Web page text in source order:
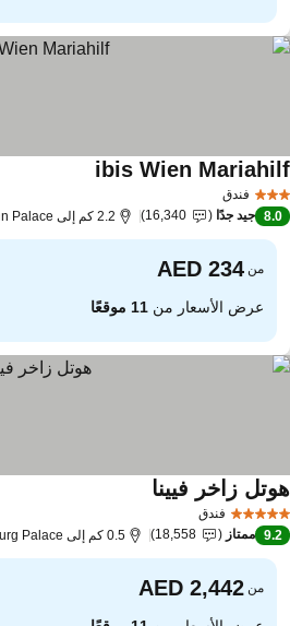
فندق
ibis Wienمشاهدة الأسعار
8.0 جيد جدًا 16,340 2.2 كم إلى Schoenbrunn Palace
من
عرض الأسعار من11 موقعًا
فندق
زاخر فيينامشاهدة الأسعار
9.2 ممتاز 18,558 0.5 كم إلى Hofburg Palace
من